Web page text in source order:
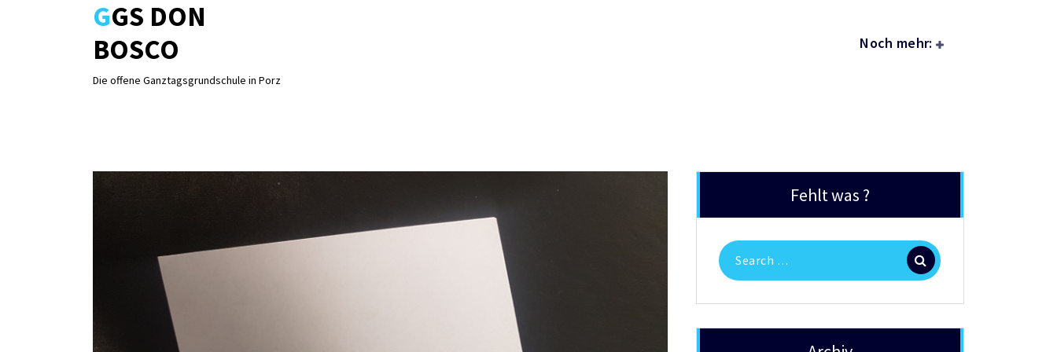
GGS DON
BOSCO
Die offene Ganztagsgrundschule in Porz
Noch mehr:
Fehlt was ?
Search
for: